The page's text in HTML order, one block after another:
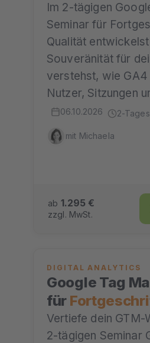
Im 2-tägigen
Seminar für
Qualität
Souveränität für
verstehst, wie
Nutzer, Sitzungen
06.10.2026 2-Tages
mit Michaela
ab 1.295 €
zzgl. MwSt.
DIGITAL ANALYTICS
Google Tag
für
Vertiefe dein GTM-
2-tägigen Seminar